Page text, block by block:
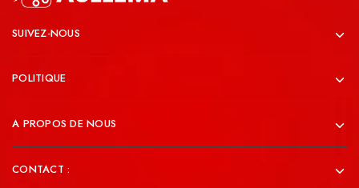
SUIVEZ-NOUS
POLITIQUE
A PROPOS DE NOUS
CONTACT :